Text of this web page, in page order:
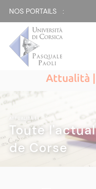
NOS PORTAILS :
Attualità
ATTUALITÀ|
Toute
de Corse